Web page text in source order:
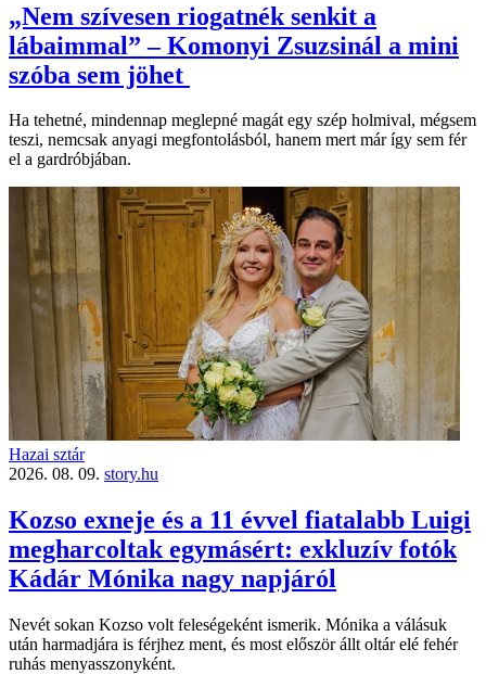
„Nem szívesen riogatnék senkit a
lábaimmal” – Komonyi Zsuzsinál a mini
szóba sem jöhet
Ha tehetné, mindennap meglepné magát egy szép holmival, mégsem
teszi, nemcsak anyagi megfontolásból, hanem mert már így sem fér
el a gardróbjában.
Hazai sztár
2026. 08. 09. story.hu
Kozso exneje és a 11 évvel fiatalabb Luigi
megharcoltak egymásért: exkluzív fotók
Kádár Mónika nagy napjáról
Nevét sokan Kozso volt feleségeként ismerik. Mónika a válásuk
után harmadjára is férjhez ment, és most először állt oltár elé fehér
ruhás menyasszonyként.